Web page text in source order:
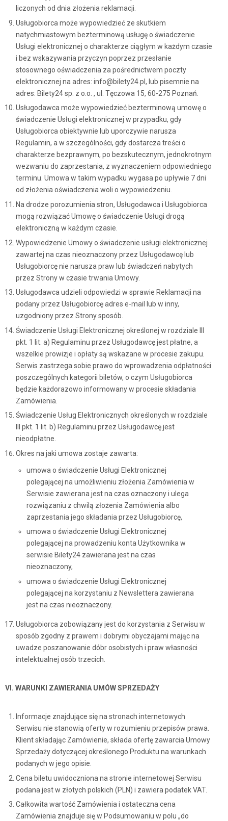
liczonych od dnia złożenia reklamacji.
Usługobiorca może wypowiedzieć ze skutkiem
natychmiastowym bezterminową usługę o świadczenie
Usługi elektronicznej o charakterze ciągłym w każdym czasie
i bez wskazywania przyczyn poprzez przesłanie
stosownego oświadczenia za pośrednictwem poczty
elektronicznej na adres: info@bilety24.pl, lub pisemnie na
adres: Bilety24 sp. z o.o. , ul. Tęczowa 15, 60-275 Poznań.
Usługodawca może wypowiedzieć bezterminową umowę o
świadczenie Usługi elektronicznej w przypadku, gdy
Usługobiorca obiektywnie lub uporczywie narusza
Regulamin, a w szczególności, gdy dostarcza treści o
charakterze bezprawnym, po bezskutecznym, jednokrotnym
wezwaniu do zaprzestania, z wyznaczeniem odpowiedniego
terminu. Umowa w takim wypadku wygasa po upływie 7 dni
od złożenia oświadczenia woli o wypowiedzeniu.
Na drodze porozumienia stron, Usługodawca i Usługobiorca
mogą rozwiązać Umowę o świadczenie Usługi drogą
elektroniczną w każdym czasie.
Wypowiedzenie Umowy o świadczenie usługi elektronicznej
zawartej na czas nieoznaczony przez Usługodawcę lub
Usługobiorcę nie narusza praw lub świadczeń nabytych
przez Strony w czasie trwania Umowy.
Usługodawca udzieli odpowiedzi w sprawie Reklamacji na
podany przez Usługobiorcę adres e-mail lub w inny,
uzgodniony przez Strony sposób.
Świadczenie Usługi Elektronicznej określonej w rozdziale III
pkt. 1 lit. a) Regulaminu przez Usługodawcę jest płatne, a
wszelkie prowizje i opłaty są wskazane w procesie zakupu.
Serwis zastrzega sobie prawo do wprowadzenia odpłatności
poszczególnych kategorii biletów, o czym Usługobiorca
będzie każdorazowo informowany w procesie składania
Zamówienia.
Świadczenie Usług Elektronicznych określonych w rozdziale
III pkt. 1 lit. b) Regulaminu przez Usługodawcę jest
nieodpłatne.
Okres na jaki umowa zostaje zawarta:
umowa o świadczenie Usługi Elektronicznej
polegającej na umożliwieniu złożenia Zamówienia w
Serwisie zawierana jest na czas oznaczony i ulega
rozwiązaniu z chwilą złożenia Zamówienia albo
zaprzestania jego składania przez Usługobiorcę,
umowa o świadczenie Usługi Elektronicznej
polegającej na prowadzeniu konta Użytkownika w
serwisie Bilety24 zawierana jest na czas
nieoznaczony,
umowa o świadczenie Usługi Elektronicznej
polegającej na korzystaniu z Newslettera zawierana
jest na czas nieoznaczony.
Usługobiorca zobowiązany jest do korzystania z Serwisu w
sposób zgodny z prawem i dobrymi obyczajami mając na
uwadze poszanowanie dóbr osobistych i praw własności
intelektualnej osób trzecich.
VI. WARUNKI ZAWIERANIA UMÓW SPRZEDAŻY
Informacje znajdujące się na stronach internetowych
Serwisu nie stanowią oferty w rozumieniu przepisów prawa.
Klient składając Zamówienie, składa ofertę zawarcia Umowy
Sprzedaży dotyczącej określonego Produktu na warunkach
podanych w jego opisie.
Cena biletu uwidoczniona na stronie internetowej Serwisu
podana jest w złotych polskich (PLN) i zawiera podatek VAT.
Całkowita wartość Zamówienia i ostateczna cena
Zamówienia znajduje się w Podsumowaniu w polu „do